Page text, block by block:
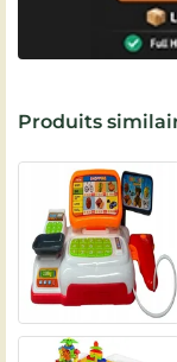
Produits